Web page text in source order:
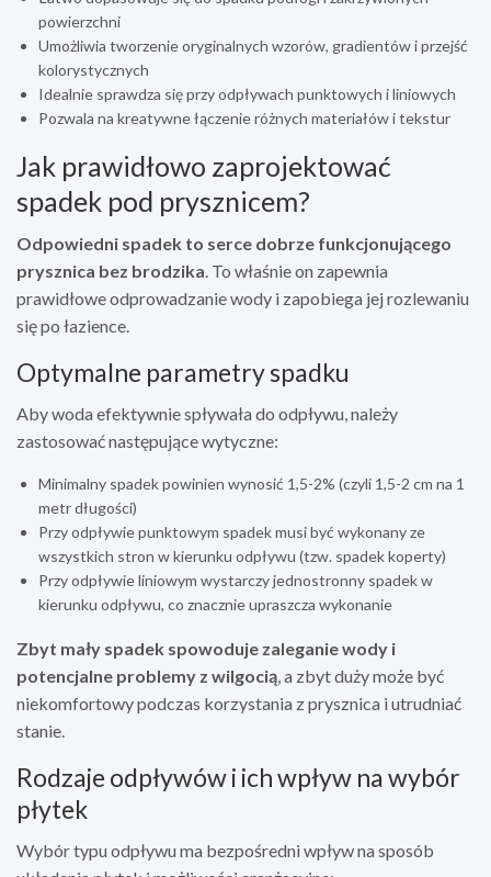
powierzchni
Umożliwia tworzenie oryginalnych wzorów, gradientów i przejść
kolorystycznych
Idealnie sprawdza się przy odpływach punktowych i liniowych
Pozwala na kreatywne łączenie różnych materiałów i tekstur
Jak prawidłowo zaprojektować
spadek pod prysznicem?
Odpowiedni spadek to serce dobrze funkcjonującego
prysznica bez brodzika . To właśnie on zapewnia
prawidłowe odprowadzanie wody i zapobiega jej rozlewaniu
się po łazience.
Optymalne parametry spadku
Aby woda efektywnie spływała do odpływu, należy
zastosować następujące wytyczne:
Minimalny spadek powinien wynosić 1,5-2% (czyli 1,5-2 cm na 1
metr długości)
Przy odpływie punktowym spadek musi być wykonany ze
wszystkich stron w kierunku odpływu (tzw. spadek koperty)
Przy odpływie liniowym wystarczy jednostronny spadek w
kierunku odpływu, co znacznie upraszcza wykonanie
Zbyt mały spadek spowoduje zaleganie wody i
potencjalne problemy z wilgocią , a zbyt duży może być
niekomfortowy podczas korzystania z prysznica i utrudniać
stanie.
Rodzaje odpływów i ich wpływ na wybór
płytek
Wybór typu odpływu ma bezpośredni wpływ na sposób